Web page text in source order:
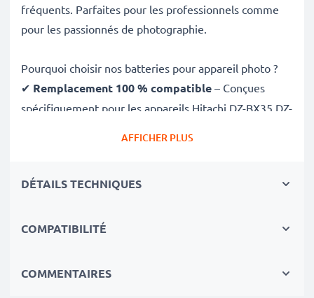
fréquents. Parfaites pour les professionnels comme
pour les passionnés de photographie.
Pourquoi choisir nos batteries pour appareil photo ?
✔ Remplacement 100 % compatible – Conçues
spécifiquement pour les appareils Hitachi DZ-BX35 DZ-
1440mAh 7.4V pour de longues séances photo avec
✔Technologie Lithium Ion premium
AFFICHER PLUS
DÉTAILS TECHNIQUES
COMPATIBILITÉ
COMMENTAIRES